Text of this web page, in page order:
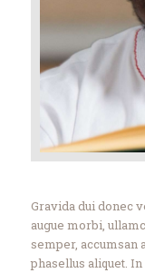
Gravida dui donec
augue morbi,
semper, accumsan
phasellus aliquet.